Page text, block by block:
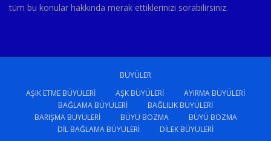
tüm bu konular hakkında merak ettiklerinizi sorabilirsiniz.
BÜYÜLER
AŞIK ETME BÜYÜLERI
AŞK BÜYÜLERI
AYIRMA BÜYÜLERI
BAĞLAMA BÜYÜLERI
BAĞLILIK BÜYÜLERI
BARIŞMA BÜYÜLERI
BÜYÜ BOZMA
BÜYÜ BOZMA
DIL BAĞLAMA BÜYÜLERI
DILEK BÜYÜLERI